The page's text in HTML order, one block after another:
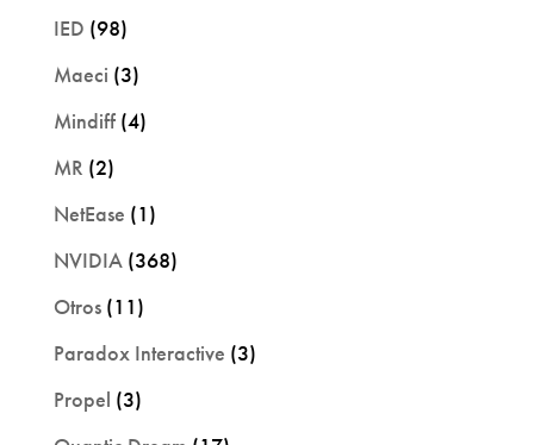
IED (98)
Maeci (3)
Mindiff(4)
MR (2)
NetEase (1)
NVIDIA(368)
Otros(11)
Paradox Interactive (3)
Propel (3)